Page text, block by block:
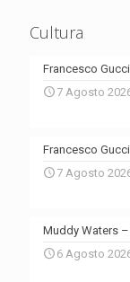
Cultura
Francesco
7 Agosto
Francesco
7 Agosto
Muddy Waters
6 Agosto